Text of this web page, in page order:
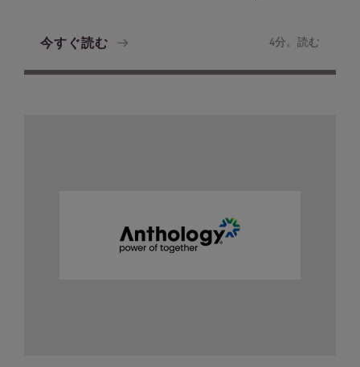
今すぐ読む 4分。読む